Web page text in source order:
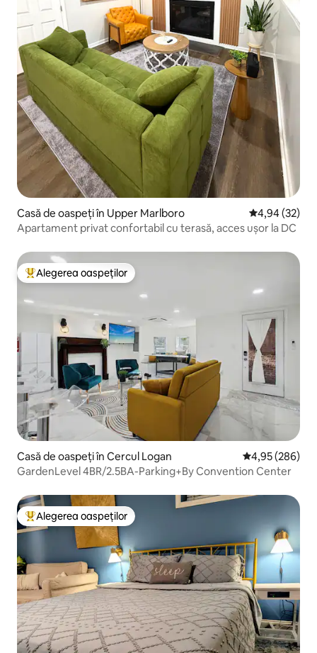
Casă de oaspeți în Upper Marlboro Scor mediu
4,94 (32)
Apartament privat confortabil cu terasă, acces ușor la DC
Locuință din topul categoriei Alegerea oaspeților
Alegerea oaspeților
Casă de oaspeți în Cercul Logan Scor mediu de
4,95 (286)
GardenLevel 4BR/2.5BA-Parking+By Convention Center
Locuință din topul categoriei Alegerea oaspeților
Alegerea oaspeților